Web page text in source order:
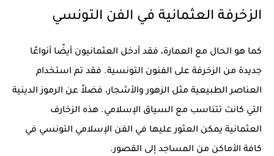
الزخرفة العثمانية في الفن التونسي
كما هو الحال مع العمارة، فقد أدخل العثمانيون أيضًا أنواعًا
جديدة من الزخرفة على الفنون التونسية. فقد تم استخدام
العناصر الطبيعية مثل الزهور والأشجار، فضلاً عن الرموز الدينية
التي كانت تتناسب مع السياق الإسلامي. هذه الزخارف
العثمانية يمكن العثور عليها في الفن الإسلامي التونسي في
كافة الأماكن من المساجد إلى القصور.